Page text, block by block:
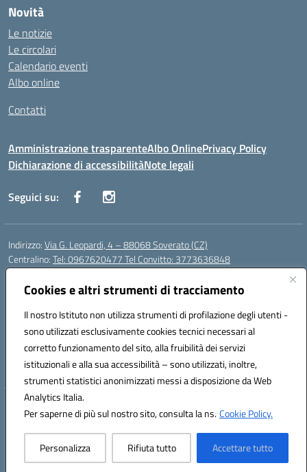
Cookies e altri strumenti di tracciamento
Il nostro Istituto non utilizza strumenti di profilazione degli utenti -
sono utilizzati esclusivamente cookies tecnici necessari al
corretto funzionamento del sito, alla fruibilità dei servizi
istituzionali e alla sua accessibilità – sono utilizzati, inoltre,
strumenti statistici anonimizzati messi a disposizione da Web
Analytics Italia.
Per saperne di più sul nostro sito, consulta la ns.Cookie Policy.
Personalizza Rifiuta tutto Accettare tutto
Novità
Le notizie
Le circolari
Calendario eventi
Albo online
Contatti
Amministrazione trasparenteAlbo OnlinePrivacy Policy
Dichiarazione di accessibilitàNote legali
Seguici su:
Indirizzo:Via G. Leopardi, 4 – 88068 Soverato (CZ)
Centralino:Tel: 0967620477 Tel Convitto: 3773636848
Email:
Posta elettronica certificata (PEC):czrh04000q@pec.istruzione.it
Codice fiscale: 84000690796
Codice meccanografico:CZRH04000Q
Codice Indice delle Pubbliche Amministrazioni (IPA): istsc_czrh04000q
Codice unico di fatturazione (CUF): UF9M13
Hosting & Powered by 3D Solution S.r.l.
Concept & Design by Designers Italia